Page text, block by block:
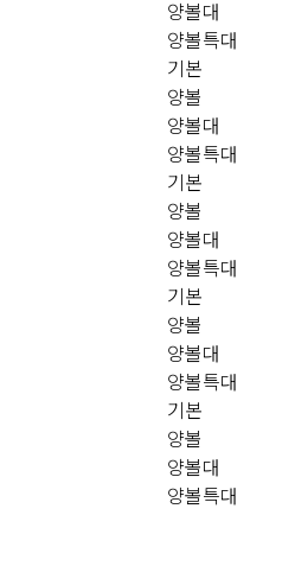
양볼대
양볼특대
기본
양볼
양볼대
양볼특대
기본
양볼
양볼대
양볼특대
기본
양볼
양볼대
양볼특대
기본
양볼
양볼대
양볼특대